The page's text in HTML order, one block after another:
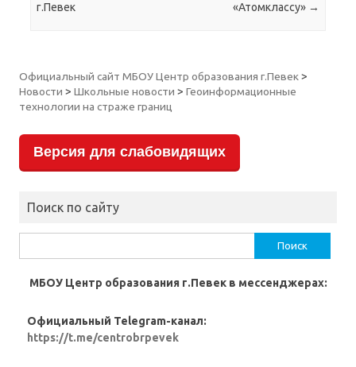
г.Певек
«Атомклассу» →
Официальный сайт МБОУ Центр образования г.Певек>
Новости > Школьные новости > Геоинформационные
технологии на страже границ
Версия для слабовидящих
Поиск по сайту
МБОУ Центр образования г.Певек в мессенджерах:
Официальный Telegram-канал:
https://t.me/centrobrpevek